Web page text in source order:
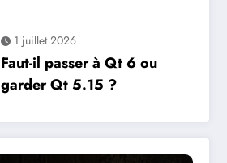
les utilisateurs et la
publicité en ligne
1 juillet 2026
Faut-il passer à Qt 6 ou
garder Qt 5.15 ?